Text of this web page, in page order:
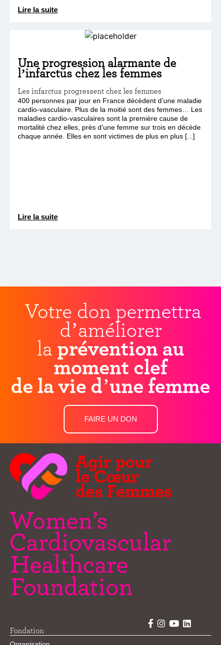
Lire la suite
Une progression alarmante de
l’infarctus chez les femmes
Les infarctus progressent chez les femmes
400 personnes par jour en France décèdent d’une maladie
cardio-vasculaire. Plus de la moitié sont des femmes… Les
maladies cardio-vasculaires sont la première cause de
mortalité chez elles, près d’une femme sur trois en décède
chaque année. Elles en sont victimes de plus en plus [...]
Lire la suite
Votre don permettra
d’améliorer
la prévention au
moment clef
de la vie d’une femme
FAIRE UN DON
Fondation